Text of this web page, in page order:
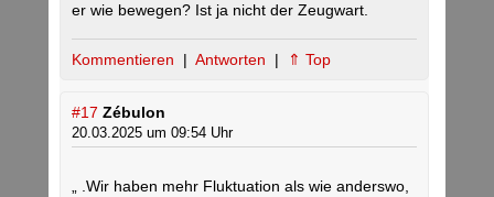
er wie bewegen? Ist ja nicht der Zeugwart.
Kommentieren | Antworten | ⇑ Top
#17 Zébulon
20.03.2025 um 09:54 Uhr
„ .Wir haben mehr Fluktuation als wie anderswo,